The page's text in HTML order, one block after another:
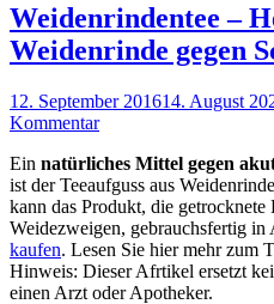
Weidenrindentee –
Weidenrinde gegen
12. September 201614. August
Kommentar
Ein natürliches Mittel gegen
ist der Teeaufguss aus
kann das Produkt, die
Weidezweigen, gebrauchsfertig in
kaufen. Lesen Sie hier mehr zum
Hinweis: Dieser Afrtikel ersetzt
einen Arzt oder Apotheker.